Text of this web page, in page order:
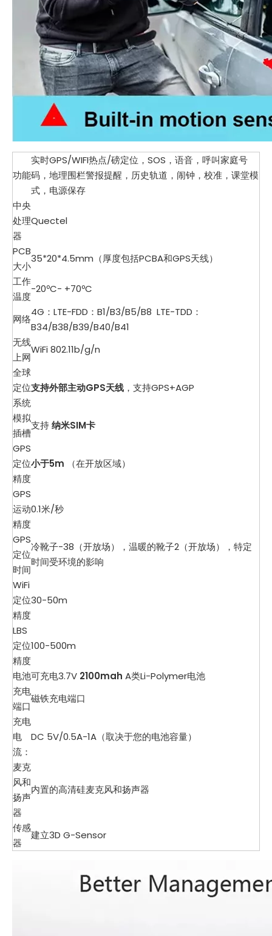
功能
实时GPS/WIFI热点/磅定位，SOS，语音，呼叫家庭号
码，地理围栏警报提醒，历史轨道，闹钟，校准，课堂模
式，电源保存
中央
处理
器
Quectel
PCB
大小
35*20*4.5mm（厚度包括PCBA和GPS天线）
工作
温度
-20ºC- +70ºC
网络
4G：LTE-FDD：B1/B3/B5/B8 LTE-TDD：
B34/B38/B39/B40/B41
无线
上网
WiFi 802.11b/g/n
全球
定位
系统
支持外部主动GPS天线 ，支持GPS+AGP
模拟
插槽
支持纳米SIM卡
GPS
定位
精度
小于5m （在开放区域）
GPS
运动
精度
0.1米/秒
GPS
定位
时间
冷靴子-38（开放场），温暖的靴子2（开放场），特定
时间受环境的影响
WiFi
定位
精度
30-50m
LBS
定位
精度
100-500m
电池可充电3.7V 2100mah A类Li-Polymer电池
充电
端口
磁铁充电端口
充电
电
流：
DC 5V/0.5A-1A（取决于您的电池容量）
麦克
风和
扬声
器
内置的高清硅麦克风和扬声器
传感
器
建立3D G-Sensor